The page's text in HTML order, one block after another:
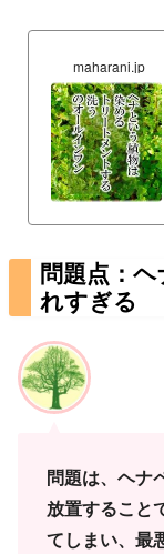
maharani.jp
問題点：
れすぎる
問題は、ヘナ
放置すること
てしまい、最